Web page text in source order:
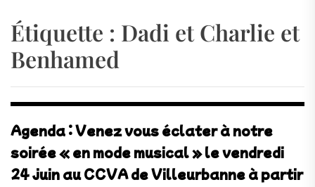
Étiquette : Dadi et Charlie et
Benhamed
Agenda : Venez vous éclater à notre
soirée « en mode musical » le vendredi
24 juin au CCVA de Villeurbanne à partir